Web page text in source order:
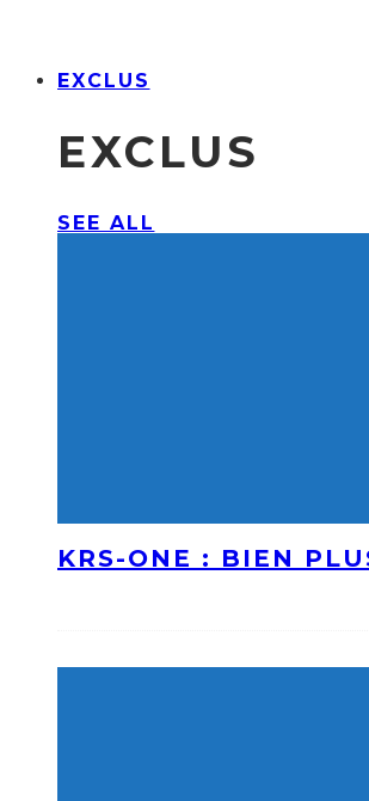
EXCLUS
EXCLUS
SEE ALL
KRS-ONE : BIEN